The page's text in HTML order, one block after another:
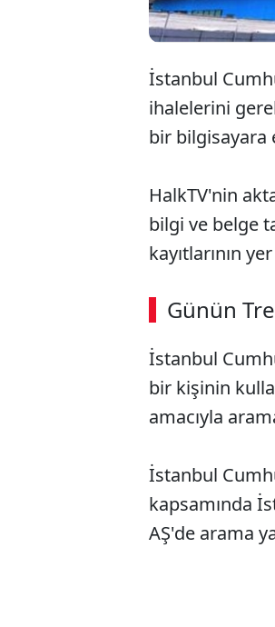
İstanbul
ihalelerini
bir bilgisayara
HalkTV'nin
bilgi ve belge
kayıtlarının
Günün
00:02 / 08:15
İstanbul
bir kişinin
amacıyla
İstanbul
kapsamında
AŞ'de arama